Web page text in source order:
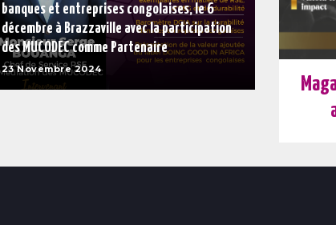
banques et entreprises congolaises, le 6
décembre à Brazzaville avec la participation
des MUCODEC comme Partenaire
23 Novembre 2024